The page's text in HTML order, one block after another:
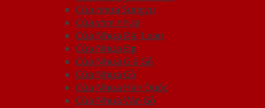
Cửa nhựa Sungyu
Cửa vòm nhựa
Cửa Nhựa Đài Loan
Cửa Nhựa Đẹp
Cửa Nhựa Giả Gỗ
Cửa Nhựa Gỗ
Cửa Nhựa Hàn Quốc
Cửa Nhựa Vân Gỗ